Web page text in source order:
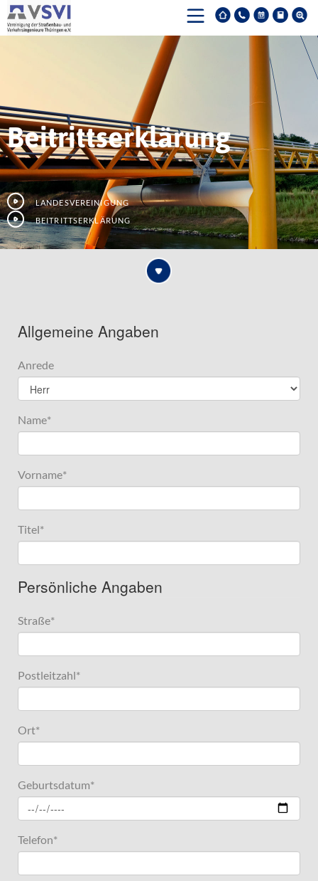
Beitrittserklärung
Landesvereinigung
Beitrittserklärung
Allgemeine Angaben
Anrede
Name*
Vorname*
Titel*
Persönliche Angaben
Straße*
Postleitzahl*
Ort*
Geburtsdatum*
Telefon*